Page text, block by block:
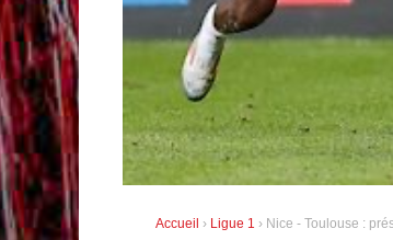
Accueil › Ligue 1 › Nice - Toulouse :